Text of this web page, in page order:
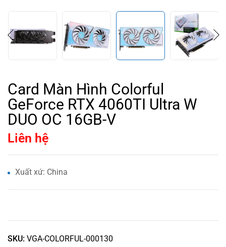
Card Màn Hình Colorful
GeForce RTX 4060TI Ultra W
DUO OC 16GB-V
Liên hệ
Xuất xứ: China
SKU: VGA-COLORFUL-000130